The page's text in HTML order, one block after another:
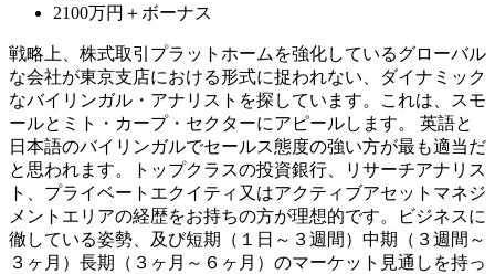
2100万円＋ボーナス
戦略上、株式取引プラットホームを強化しているグローバル
な会社が東京支店における形式に捉われない、ダイナミック
なバイリンガル・アナリストを探しています。これは、スモ
ールとミト・カープ・セクターにアピールします。 英語と
日本語のバイリンガルでセールス態度の強い方が最も適当だ
と思われます。トップクラスの投資銀行、リサーチアナリス
ト、プライベートエクイティ又はアクティブアセットマネジ
メントエリアの経歴をお持ちの方が理想的です。ビジネスに
徹している姿勢、及び短期（１日～３週間）中期（３週間～
３ヶ月）長期（３ヶ月～６ヶ月）のマーケット見通しを持っ